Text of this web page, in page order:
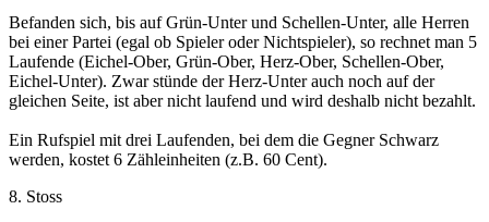
Befanden sich, bis auf Grün-Unter und Schellen-Unter, alle Herren
bei einer Partei (egal ob Spieler oder Nichtspieler), so rechnet man 5
Laufende (Eichel-Ober, Grün-Ober, Herz-Ober, Schellen-Ober,
Eichel-Unter). Zwar stünde der Herz-Unter auch noch auf der
gleichen Seite, ist aber nicht laufend und wird deshalb nicht bezahlt.
Ein Rufspiel mit drei Laufenden, bei dem die Gegner Schwarz
werden, kostet 6 Zähleinheiten (z.B. 60 Cent).
8. Stoss